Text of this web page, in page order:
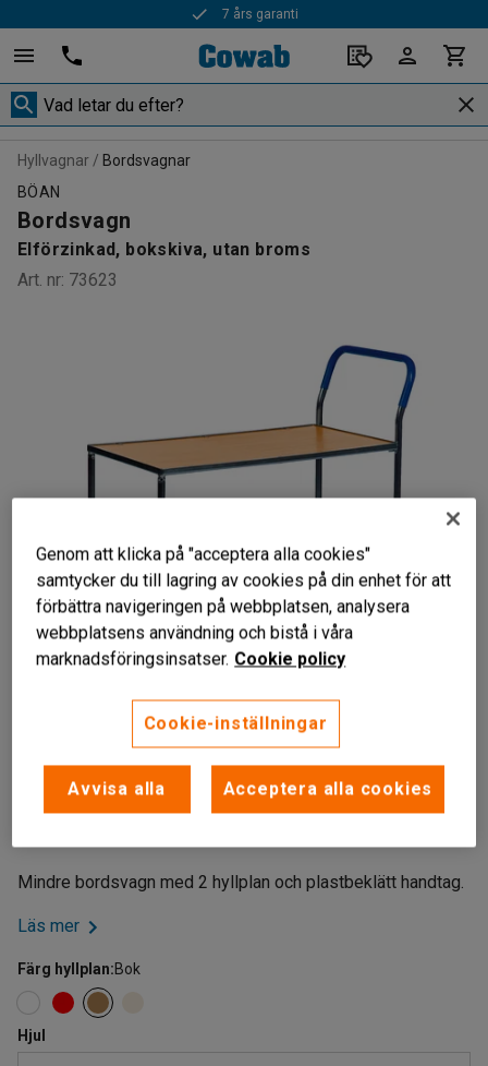
7 års garanti
Hyllvagnar
Bordsvagnar
BÖAN
Bordsvagn
Elförzinkad, bokskiva, utan broms
Art. nr: 73623
Smidig
Plastbeklätt handtag
Mindre bordsvagn med 2 hyllplan och plastbeklätt handtag.
Läs mer
Färg hyllplan:Bok
Hjul
Genom att klicka på "acceptera alla cookies"
samtycker du till lagring av cookies på din enhet för att
förbättra navigeringen på webbplatsen, analysera
webbplatsens användning och bistå i våra
marknadsföringsinsatser. Cookie policy
Cookie-inställningar
Avvisa alla Acceptera alla cookies